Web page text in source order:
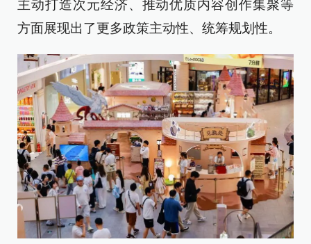
主动打造次元经济、推动优质内容创作集聚等
方面展现出了更多政策主动性、统筹规划性。